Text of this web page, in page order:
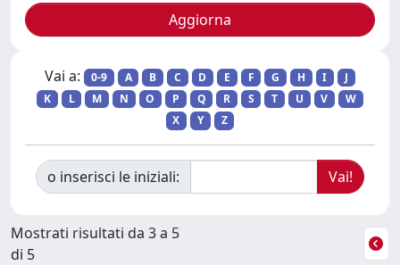
Vai a: 0-9 A B C D E F G H I
J
K
L M N O P Q R S T U V
W
X
Y Z
o inserisci le iniziali:
Mostrati risultati da 3 a 5
di 5